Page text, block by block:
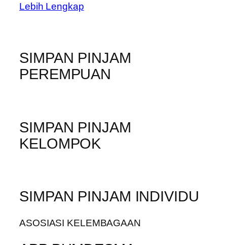
Lebih Lengkap
SIMPAN PINJAM
PEREMPUAN
SIMPAN PINJAM
KELOMPOK
SIMPAN PINJAM INDIVIDU
ASOSIASI KELEMBAGAAN